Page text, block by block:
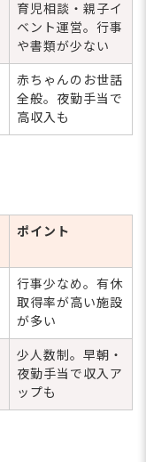
育児相談・親子イ
ベント運営。行事
や書類が少ない
赤ちゃんのお世話
全般。夜勤手当で
高収入も
ポイント
行事少なめ。有休
取得率が高い施設
が多い
少人数制。早朝・
夜勤手当で収入ア
ップも